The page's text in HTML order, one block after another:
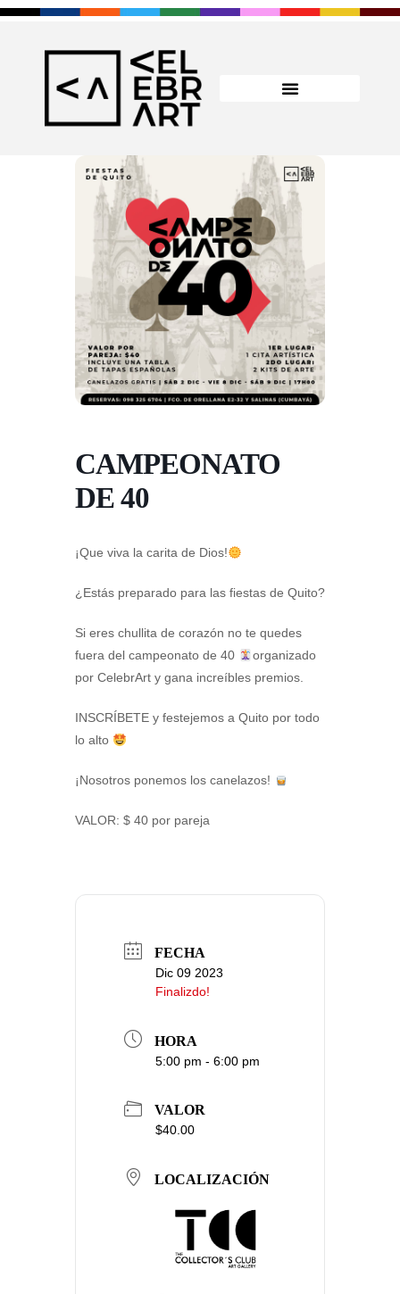
CAMPEONATO
DE 40
¡Que viva la carita de Dios!
¿Estás preparado para las fiestas de Quito?
Si eres chullita de corazón no te quedes
fuera del campeonato de 40
organizado
por CelebrArt y gana increíbles premios.
INSCRÍBETE y festejemos a Quito por todo
lo alto
¡Nosotros ponemos los canelazos!
VALOR: $ 40 por pareja
FECHA
Dic 09 2023
Finalizdo!
HORA
5:00 pm - 6:00 pm
VALOR
$40.00
LOCALIZACIÓN